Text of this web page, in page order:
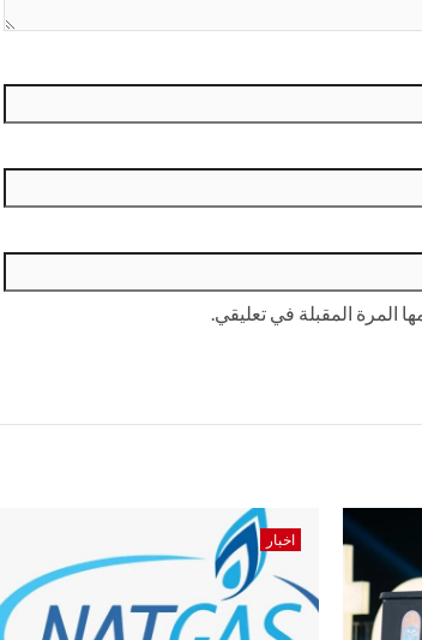
المرة المقبلة في تعليقي.
اخبار